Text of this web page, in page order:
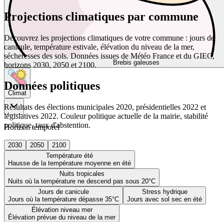
Brebis galeuses
Climat
Horizon temporel
2030 2050
2100
Température été
Hausse de la température moyenne en été
Nuits tropicales
Nuits où la température ne descend pas sous 20°C
Jours de canicule
Jours où la température dépasse 35°C
Stress hydrique
Jours avec sol sec en été
Élévation niveau mer
Élévation prévue du niveau de la mer
Projections climatiques par commune
Découvrez les projections climatiques de votre commune : jours de
canicule, température estivale, élévation du niveau de la mer,
sécheresses des sols. Données issues de Météo France et du GIEC,
horizons 2030, 2050 et 2100.
Données politiques
Résultats des élections municipales 2020, présidentielles 2022 et
législatives 2022. Couleur politique actuelle de la mairie, stabilité
politique, taux d'abstention.